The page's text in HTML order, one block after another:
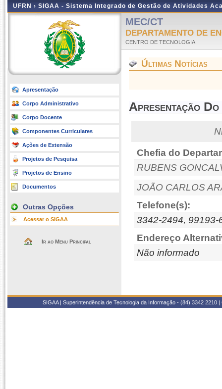
UFRN › SIGAA - Sistema Integrado de Gestão de Atividades
Apresentação
Corpo Administrativo
Corpo Docente
Componentes Curriculares
Ações de Extensão
Projetos de Pesquisa
Projetos de Ensino
Documentos
Outras Opções
Acessar o SIGAA
Ir ao Menu Principal
MEC/CT
DEPARTAMENTO DE
CENTRO DE TECNOLOGIA
Últimas Notícias
Apresentação
Chefia do
RUBENS
JOÃO CARLOS
Telefone(s):
3342-2494, 99193-
Endereço
Não informado
SIGAA | Superintendência de Tecnologia da Informação - (84) 3342